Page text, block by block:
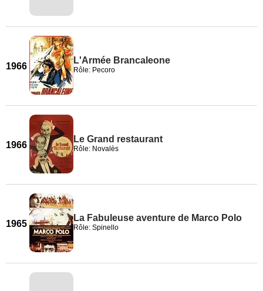
1966
L'Armée Brancaleone
Rôle: Pecoro
1966
Le Grand restaurant
Rôle: Novalès
1965
La Fabuleuse aventure de Marco Polo
Rôle: Spinello